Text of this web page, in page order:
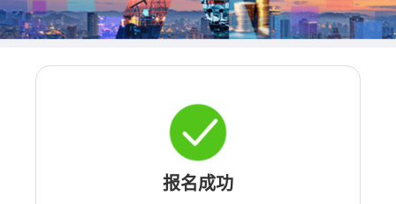
报名成功